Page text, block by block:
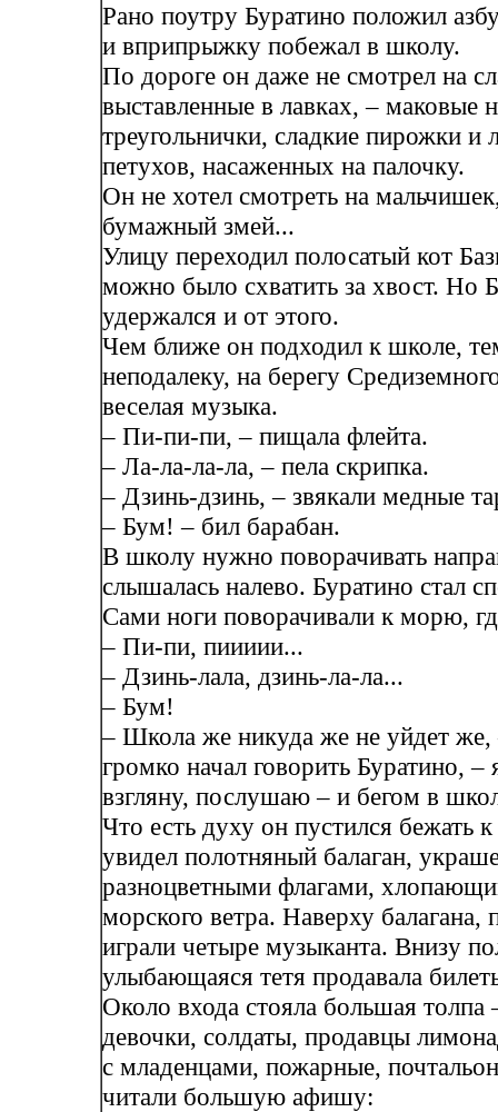
Рано поутру Буратино положил
и вприпрыжку побежал в школу.
По дороге он даже не смотрел на
выставленные в лавках, – маковые
треугольнички, сладкие пирожки и
петухов, насаженных на палочку.
Он не хотел смотреть на
бумажный змей...
Улицу переходил полосатый кот
можно было схватить за хвост. Но
удержался и от этого.
Чем ближе он подходил к школе,
неподалеку, на берегу
веселая музыка.
– Пи-пи-пи, – пищала флейта.
– Ла-ла-ла-ла, – пела скрипка.
– Дзинь-дзинь, – звякали медные
– Бум! – бил барабан.
В школу нужно поворачивать
слышалась налево. Буратино стал
Сами ноги поворачивали к морю,
– Пи-пи, пиииии...
– Дзинь-лала, дзинь-ла-ла...
– Бум!
– Школа же никуда же не уйдет же,
громко начал говорить Буратино, –
взгляну, послушаю – и бегом в
Что есть духу он пустился бежать
увидел полотняный балаган,
разноцветными флагами,
морского ветра. Наверху балагана,
играли четыре музыканта. Внизу
улыбающаяся тетя продавала
Около входа стояла большая толпа
девочки, солдаты, продавцы
с младенцами, пожарные,
читали большую афишу: